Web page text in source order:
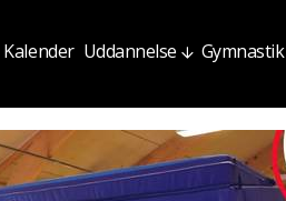
Kalender Uddannelse Gymnastik